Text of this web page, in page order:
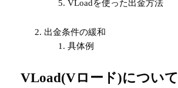
VLoadを使った出金方法
出金条件の緩和
具体例
VLoad(Vロード)について